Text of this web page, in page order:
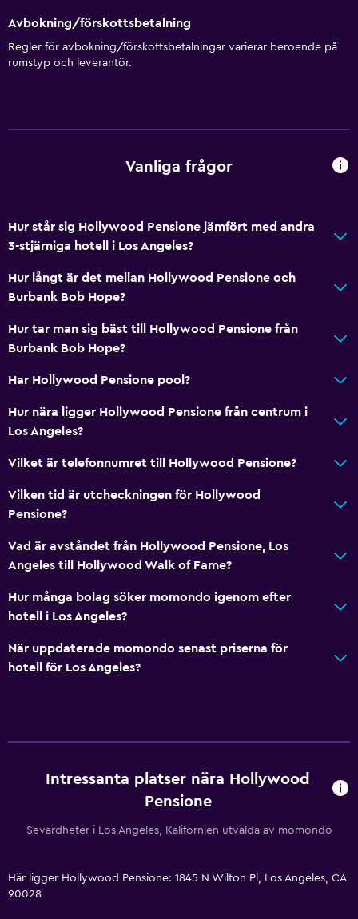
Avbokning/förskottsbetalning
Regler för avbokning/förskottsbetalningar varierar beroende på
rumstyp och leverantör.
Vanliga frågor
Hur står sig Hollywood Pensione jämfört med andra
3-stjärniga hotell i Los Angeles?
Hur långt är det mellan Hollywood Pensione och
Burbank Bob Hope?
Hur tar man sig bäst till Hollywood Pensione från
Burbank Bob Hope?
Har Hollywood Pensione pool?
Hur nära ligger Hollywood Pensione från centrum i
Los Angeles?
Vilket är telefonnumret till Hollywood Pensione?
Vilken tid är utcheckningen för Hollywood
Pensione?
Vad är avståndet från Hollywood Pensione, Los
Angeles till Hollywood Walk of Fame?
Hur många bolag söker momondo igenom efter
hotell i Los Angeles?
När uppdaterade momondo senast priserna för
hotell för Los Angeles?
Intressanta platser nära Hollywood
Pensione
Sevärdheter i Los Angeles, Kalifornien utvalda av momondo
Här ligger Hollywood Pensione: 1845 N Wilton Pl, Los Angeles, CA
90028